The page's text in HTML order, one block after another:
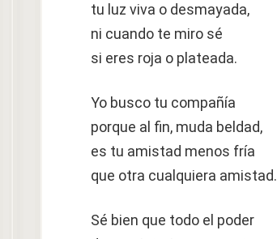
tu luz viva o desmayada,
ni cuando te miro sé
si eres roja o plateada.
Yo busco tu compañía
porque al fin, muda beldad,
es tu amistad menos fría
que otra cualquiera amistad.
Sé bien que todo el poder